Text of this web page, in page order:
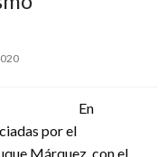
En
por el
Márquez, con el